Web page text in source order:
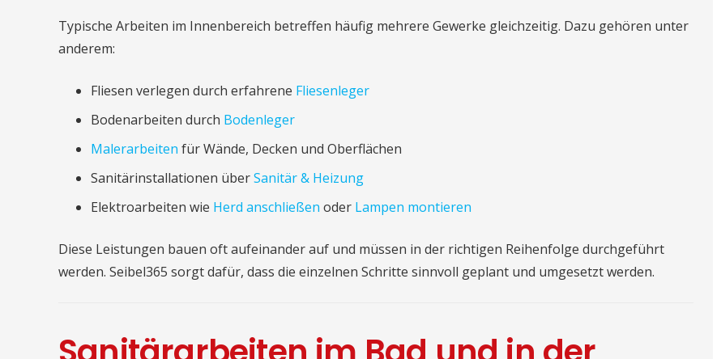
Typische Arbeiten im Innenbereich betreffen häufig mehrere Gewerke gleichzeitig. Dazu gehören unter
anderem:
Fliesen verlegen durch erfahrene Fliesenleger
Bodenarbeiten durch Bodenleger
Malerarbeiten für Wände, Decken und Oberflächen
Sanitärinstallationen überSanitär & Heizung
Elektroarbeiten wie Herd anschließen oder Lampen montieren
Diese Leistungen bauen oft aufeinander auf und müssen in der richtigen Reihenfolge durchgeführt
werden. Seibel365 sorgt dafür, dass die einzelnen Schritte sinnvoll geplant und umgesetzt werden.